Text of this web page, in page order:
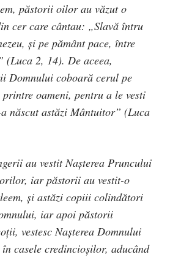
păstorii oilor au văzut o
cer care cântau: „Slavă întru
şi pe pământ pace, între
(Luca 2, 14). De aceea,
Domnului coboară cerul pe
oameni, pentru a le vesti
născut astăzi Mântuitor” (Luca
au vestit Naşterea Pruncului
iar păstorii au vestit-o
şi astăzi copiii colindători
iar apoi păstorii
vestesc Naşterea Domnului
casele credincioşilor, aducând